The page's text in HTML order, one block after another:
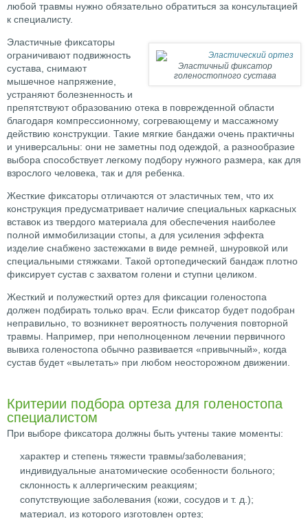
любой травмы нужно обязательно обратиться за консультацией
к специалисту.
Эластичный фиксатор
голеностопного сустава
Эластичные фиксаторы
ограничивают подвижность
сустава, снимают
мышечное напряжение,
устраняют болезненность и
препятствуют образованию отека в поврежденной области
благодаря компрессионному, согревающему и массажному
действию конструкции. Такие мягкие бандажи очень практичны
и универсальны: они не заметны под одеждой, а разнообразие
выбора способствует легкому подбору нужного размера, как для
взрослого человека, так и для ребенка.
Жесткие фиксаторы отличаются от эластичных тем, что их
конструкция предусматривает наличие специальных каркасных
вставок из твердого материала для обеспечения наиболее
полной иммобилизации стопы, а для усиления эффекта
изделие снабжено застежками в виде ремней, шнуровкой или
специальными стяжками. Такой ортопедический бандаж плотно
фиксирует сустав с захватом голени и ступни целиком.
Жесткий и полужесткий ортез для фиксации голеностопа
должен подбирать только врач. Если фиксатор будет подобран
неправильно, то возникнет вероятность получения повторной
травмы. Например, при неполноценном лечении первичного
вывиха голеностопа обычно развивается «привычный», когда
сустав будет «вылетать» при любом неосторожном движении.
Критерии подбора ортеза для голеностопа
специалистом
При выборе фиксатора должны быть учтены такие моменты:
характер и степень тяжести травмы/заболевания;
индивидуальные анатомические особенности больного;
склонность к аллергическим реакциям;
сопутствующие заболевания (кожи, сосудов и т. д.);
материал, из которого изготовлен ортез;